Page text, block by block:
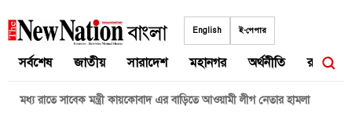
to
English ই-পেপার
সর্বশেষ জাতীয় সারাদেশ মহানগর অর্থনীতি রাজনীতি
মধ্য রাতে সাবেক মন্ত্রী কায়কোবাদ এর বাড়িতে আওয়ামী লীগ নেতার হামলা